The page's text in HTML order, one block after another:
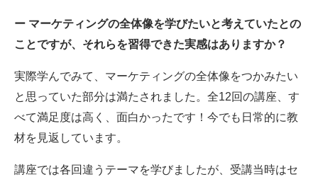
ー マーケティングの全体像を学びたいと考えていたとの
ことですが、それらを習得できた実感はありますか？
実際学んでみて、マーケティングの全体像をつかみたい
と思っていた部分は満たされました。全12回の講座、す
べて満足度は高く、面白かったです！今でも日常的に教
材を見返しています。
講座では各回違うテーマを学びましたが、受講当時はセ